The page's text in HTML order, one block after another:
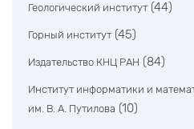
Геологический институт (44)
Горный институт (45)
Издательство КНЦ РАН (84)
Институт информатики и
им. В. А. Путилова (10)